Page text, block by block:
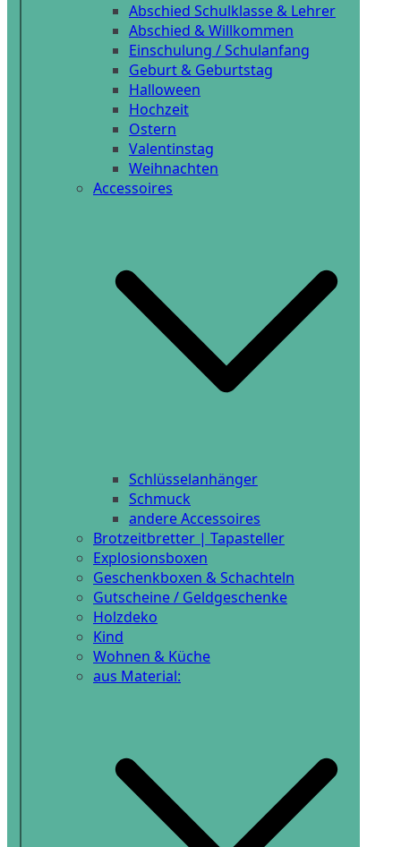
Abschied Schulklasse & Lehrer
Abschied & Willkommen
Einschulung / Schulanfang
Geburt & Geburtstag
Halloween
Hochzeit
Ostern
Valentinstag
Weihnachten
Accessoires
Schlüsselanhänger
Schmuck
andere Accessoires
Brotzeitbretter | Tapasteller
Explosionsboxen
Geschenkboxen & Schachteln
Gutscheine / Geldgeschenke
Holzdeko
Kind
Wohnen & Küche
aus Material: